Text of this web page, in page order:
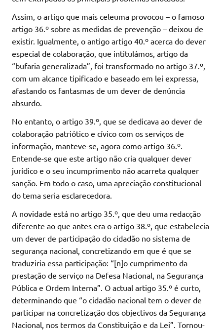
Assim, o artigo que mais celeuma provocou – o famoso
artigo 36.º sobre as medidas de prevenção – deixou de
existir. Igualmente, o antigo artigo 40.º acerca do dever
especial de colaboração, que intitulámos, artigo da
“bufaria generalizada”, foi transformado no artigo 37.º,
com um alcance tipificado e baseado em lei expressa,
afastando os fantasmas de um dever de denúncia
absurdo.
No entanto, o artigo 39.º, que se dedicava ao dever de
colaboração patriótico e cívico com os serviços de
informação, manteve-se, agora como artigo 36.º.
Entende-se que este artigo não cria qualquer dever
jurídico e o seu incumprimento não acarreta qualquer
sanção. Em todo o caso, uma apreciação constitucional
do tema seria esclarecedora.
A novidade está no artigo 35.º, que deu uma redacção
diferente ao que antes era o artigo 38.º, que estabelecia
um dever de participação do cidadão no sistema de
segurança nacional, concretizando em que é que se
traduziria essa participação: “[n]o cumprimento da
prestação de serviço na Defesa Nacional, na Segurança
Pública e Ordem Interna”. O actual artigo 35.º é curto,
determinando que “o cidadão nacional tem o dever de
participar na concretização dos objectivos da Segurança
Nacional, nos termos da Constituição e da Lei”. Tornou-